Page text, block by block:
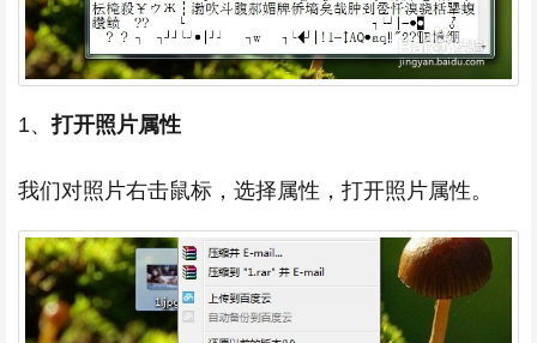
1、打开照片属性
我们对照片右击鼠标，选择属性，打开照片属性。